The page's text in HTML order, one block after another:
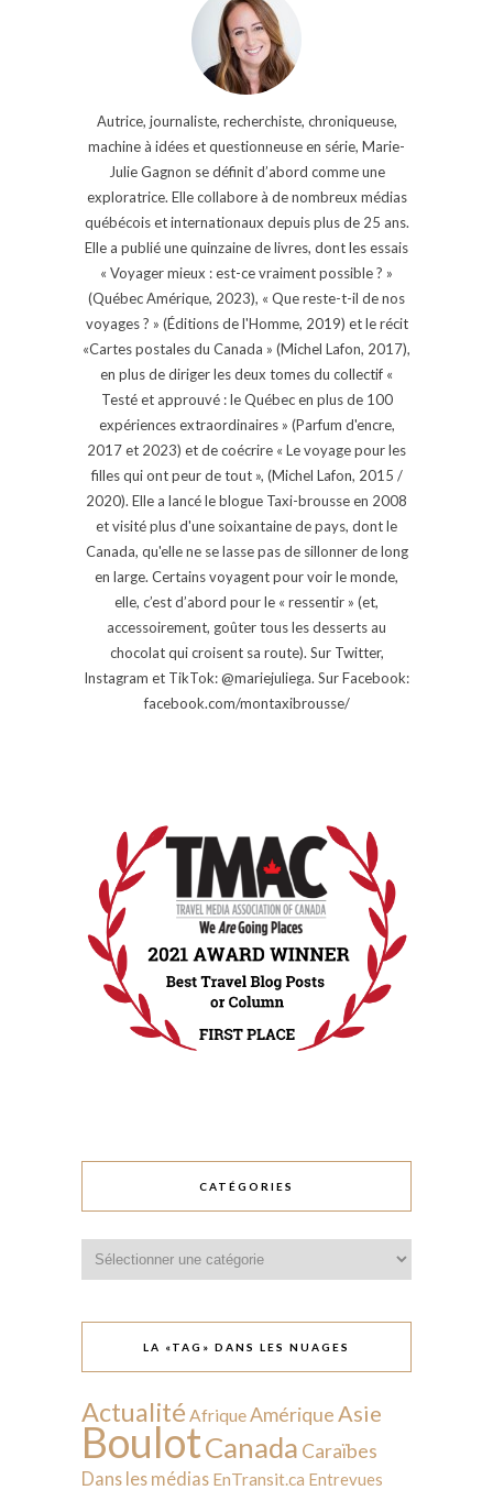
Autrice, journaliste, recherchiste, chroniqueuse,
machine à idées et questionneuse en série, Marie-
Julie Gagnon se définit d’abord comme une
exploratrice. Elle collabore à de nombreux médias
québécois et internationaux depuis plus de 25 ans.
Elle a publié une quinzaine de livres, dont les essais
« Voyager mieux : est-ce vraiment possible ? »
(Québec Amérique, 2023), « Que reste-t-il de nos
voyages ? » (Éditions de l'Homme, 2019) et le récit
«Cartes postales du Canada » (Michel Lafon, 2017),
en plus de diriger les deux tomes du collectif «
Testé et approuvé : le Québec en plus de 100
expériences extraordinaires » (Parfum d'encre,
2017 et 2023) et de coécrire « Le voyage pour les
filles qui ont peur de tout », (Michel Lafon, 2015 /
2020). Elle a lancé le blogue Taxi-brousse en 2008
et visité plus d'une soixantaine de pays, dont le
Canada, qu'elle ne se lasse pas de sillonner de long
en large. Certains voyagent pour voir le monde,
elle, c’est d’abord pour le « ressentir » (et,
accessoirement, goûter tous les desserts au
chocolat qui croisent sa route). Sur Twitter,
Instagram et TikTok: @mariejuliega. Sur Facebook:
facebook.com/montaxibrousse/
CATÉGORIES
LA «TAG» DANS LES NUAGES
Actualité AfriqueAmériqueAsie
BoulotCanada Caraïbes
Dans les médias EnTransit.ca Entrevues